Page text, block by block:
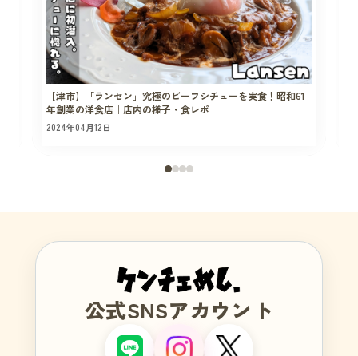
【津市】「ランセン」究極のビーフシチューを実食！昭和61
年創業の洋食店｜店内の様子・食レポ
2024年04月12日
公式SNSアカウント